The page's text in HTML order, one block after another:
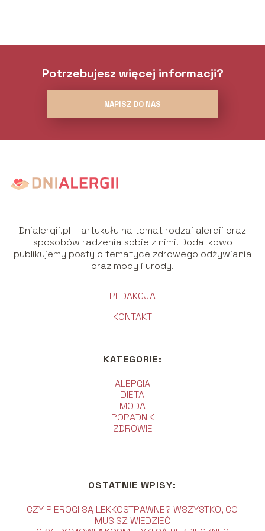
Potrzebujesz więcej informacji?
NAPISZ DO NAS
Dnialergii.pl – artykuły na temat rodzai alergii oraz
sposobów radzenia sobie z nimi. Dodatkowo
publikujemy posty o tematyce zdrowego odżywiania
oraz mody i urody.
REDAKCJA
KONTAKT
KATEGORIE:
ALERGIA
DIETA
MODA
PORADNIK
ZDROWIE
OSTATNIE WPISY:
CZY PIEROGI SĄ LEKKOSTRAWNE? WSZYSTKO, CO
MUSISZ WIEDZIEĆ